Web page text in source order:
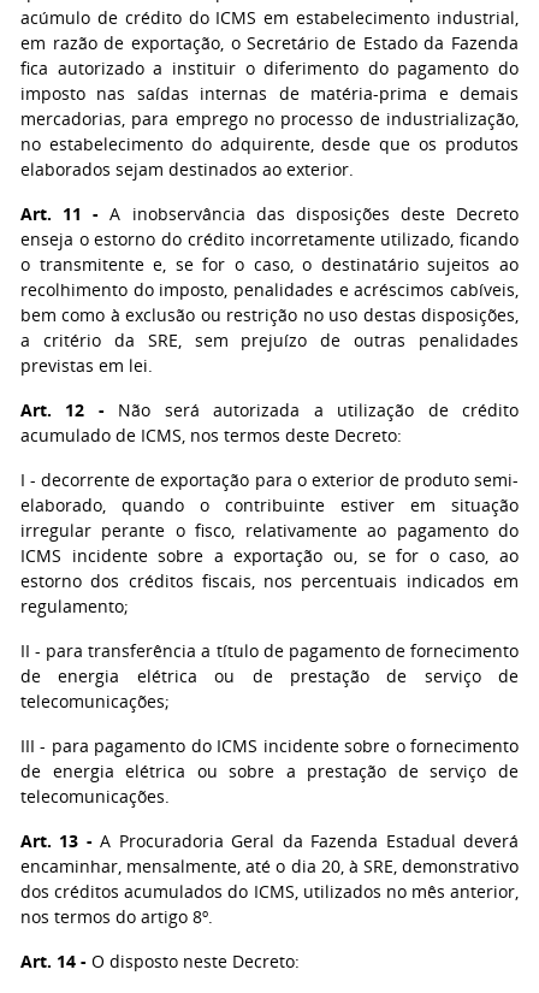
acúmulo de crédito do ICMS em estabelecimento industrial,
em razão de exportação, o Secretário de Estado da Fazenda
fica autorizado a instituir o diferimento do pagamento do
imposto nas saídas internas de matéria-prima e demais
mercadorias, para emprego no processo de industrialização,
no estabelecimento do adquirente, desde que os produtos
elaborados sejam destinados ao exterior.
Art. 11 - A inobservância das disposições deste Decreto
enseja o estorno do crédito incorretamente utilizado, ficando
o transmitente e, se for o caso, o destinatário sujeitos ao
recolhimento do imposto, penalidades e acréscimos cabíveis,
bem como à exclusão ou restrição no uso destas disposições,
a critério da SRE, sem prejuízo de outras penalidades
previstas em lei.
Art. 12 -Não será autorizada a utilização de crédito
acumulado de ICMS, nos termos deste Decreto:
I - decorrente de exportação para o exterior de produto semi-
elaborado, quando o contribuinte estiver em situação
irregular perante o fisco, relativamente ao pagamento do
ICMS incidente sobre a exportação ou, se for o caso, ao
estorno dos créditos fiscais, nos percentuais indicados em
regulamento;
II - para transferência a título de pagamento de fornecimento
de energia elétrica ou de prestação de serviço de
telecomunicações;
III - para pagamento do ICMS incidente sobre o fornecimento
de energia elétrica ou sobre a prestação de serviço de
telecomunicações.
Art. 13 -A Procuradoria Geral da Fazenda Estadual deverá
encaminhar, mensalmente, até o dia 20, à SRE, demonstrativo
dos créditos acumulados do ICMS, utilizados no mês anterior,
nos termos do artigo 8º.
Art. 14 - O disposto neste Decreto: